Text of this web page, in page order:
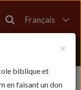
Français
עברית
×
biblique et
en faisant un don